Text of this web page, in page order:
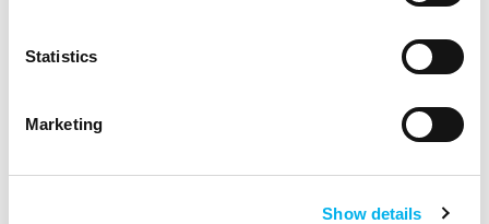
Statistics
Marketing
Show details
Jugendliche profitieren von einer praxisnahen